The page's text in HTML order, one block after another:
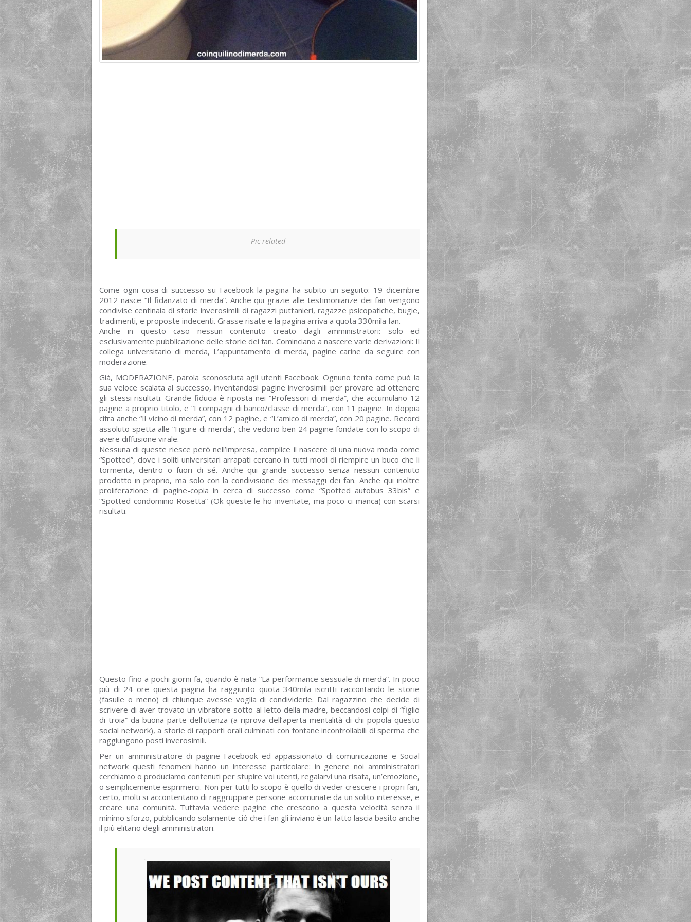
Pic related
Come ogni cosa di successo su Facebook la pagina ha subito un seguito: 19 dicembre
2012 nasce “Il fidanzato di merda”. Anche qui grazie alle testimonianze dei fan vengono
condivise centinaia di storie inverosimili di ragazzi puttanieri, ragazze psicopatiche, bugie,
tradimenti, e proposte indecenti. Grasse risate e la pagina arriva a quota 330mila fan.
Anche in questo caso nessun contenuto creato dagli amministratori: solo ed
esclusivamente pubblicazione delle storie dei fan. Cominciano a nascere varie derivazioni: Il
collega universitario di merda, L’appuntamento di merda, pagine carine da seguire con
moderazione.
Già, MODERAZIONE, parola sconosciuta agli utenti Facebook. Ognuno tenta come può la
sua veloce scalata al successo, inventandosi pagine inverosimili per provare ad ottenere
gli stessi risultati. Grande fiducia è riposta nei “Professori di merda”, che accumulano 12
pagine a proprio titolo, e “I compagni di banco/classe di merda”, con 11 pagine. In doppia
cifra anche “Il vicino di merda”, con 12 pagine, e “L’amico di merda”, con 20 pagine. Record
assoluto spetta alle “Figure di merda”, che vedono ben 24 pagine fondate con lo scopo di
avere diffusione virale.
Nessuna di queste riesce però nell’impresa, complice il nascere di una nuova moda come
“Spotted”, dove i soliti universitari arrapati cercano in tutti modi di riempire un buco che li
tormenta, dentro o fuori di sé. Anche qui grande successo senza nessun contenuto
prodotto in proprio, ma solo con la condivisione dei messaggi dei fan. Anche qui inoltre
proliferazione di pagine-copia in cerca di successo come “Spotted autobus 33bis” e
“Spotted condominio Rosetta” (Ok queste le ho inventate, ma poco ci manca) con scarsi
risultati.
Questo fino a pochi giorni fa, quando è nata “La performance sessuale di merda”. In poco
più di 24 ore questa pagina ha raggiunto quota 340mila iscritti raccontando le storie
(fasulle o meno) di chiunque avesse voglia di condividerle. Dal ragazzino che decide di
scrivere di aver trovato un vibratore sotto al letto della madre, beccandosi colpi di “figlio
di troia” da buona parte dell’utenza (a riprova dell’aperta mentalità di chi popola questo
social network), a storie di rapporti orali culminati con fontane incontrollabili di sperma che
raggiungono posti inverosimili.
Per un amministratore di pagine Facebook ed appassionato di comunicazione e Social
network questi fenomeni hanno un interesse particolare: in genere noi amministratori
cerchiamo o produciamo contenuti per stupire voi utenti, regalarvi una risata, un’emozione,
o semplicemente esprimerci. Non per tutti lo scopo è quello di veder crescere i propri fan,
certo, molti si accontentano di raggruppare persone accomunate da un solito interesse, e
creare una comunità. Tuttavia vedere pagine che crescono a questa velocità senza il
minimo sforzo, pubblicando solamente ciò che i fan gli inviano è un fatto lascia basito anche
il più elitario degli amministratori.